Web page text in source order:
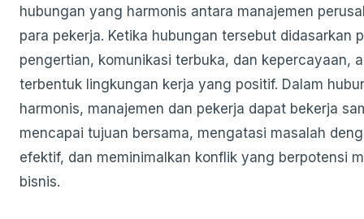
hubungan yang harmonis antara manajemen
para pekerja. Ketika hubungan tersebut didasarkan
pengertian, komunikasi terbuka, dan kepercayaan,
terbentuk lingkungan kerja yang positif. Dalam
harmonis, manajemen dan pekerja dapat bekerja
mencapai tujuan bersama, mengatasi masalah
efektif, dan meminimalkan konflik yang berpotensi
bisnis.